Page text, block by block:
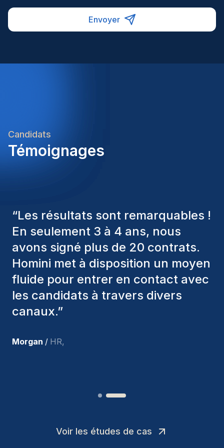
Envoyer
Candidats
Témoignages
“Les consultants Homini ont
toujours pris en considération
divers critères pour nous proposer
les bons candidats. Ceux que
nous avons recrutés sont toujours
parmi nous, et personnellement, je
suis très satisfait des nouvelles
Voir les études de cas